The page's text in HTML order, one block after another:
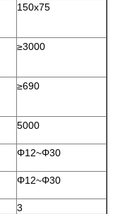
150x75
≥3000
≥690
5000
Φ12~Φ30
Φ12~Φ30
3